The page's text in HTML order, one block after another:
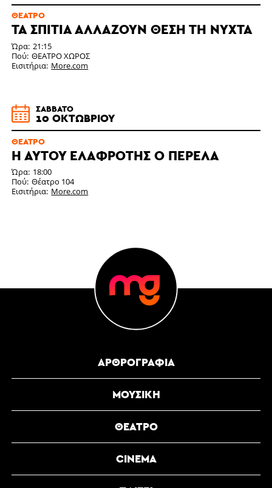
ΘΈΑΤΡΟ
ΤΑ ΣΠΙΤΙΑ ΑΛΛΑΖΟΥΝ ΘΕΣΗ ΤΗ ΝΥΧΤΑ
Ώρα 21:15
Πού ΘΕΑΤΡΟ ΧΩΡΟΣ
Εισιτήρια More.com
ΣΆΒΒΑΤΟ
10 ΟΚΤΩΒΡΊΟΥ
ΘΈΑΤΡΟ
Η ΑΥΤΟΥ ΕΛΑΦΡΟΤΗΣ Ο ΠΕΡΕΛΑ
Ώρα 18:00
Πού Θέατρο 104
Εισιτήρια More.com
ΑΡΘΡΟΓΡΑΦΊΑ
ΜΟΥΣΙΚΉ
ΘΈΑΤΡΟ
CINEMA